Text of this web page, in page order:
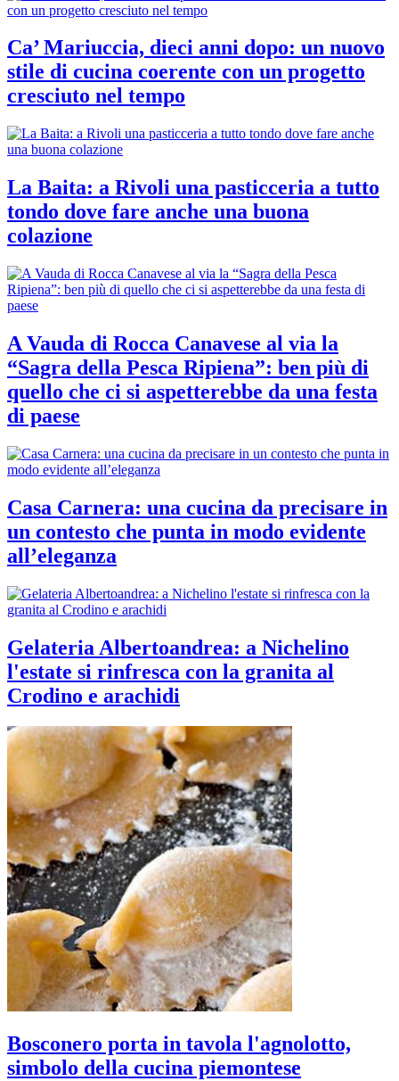
Ca’ Mariuccia, dieci anni dopo: un nuovo
stile di cucina coerente con un progetto
cresciuto nel tempo
La Baita: a Rivoli una pasticceria a tutto
tondo dove fare anche una buona
colazione
A Vauda di Rocca Canavese al via la
“Sagra della Pesca Ripiena”: ben più di
quello che ci si aspetterebbe da una festa
di paese
Casa Carnera: una cucina da precisare in
un contesto che punta in modo evidente
all’eleganza
Gelateria Albertoandrea: a Nichelino
l'estate si rinfresca con la granita al
Crodino e arachidi
Bosconero porta in tavola l'agnolotto,
simbolo della cucina piemontese